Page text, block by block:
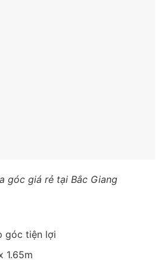
góc giá rẻ tại Bắc Giang
góc tiện lợi
1.65m